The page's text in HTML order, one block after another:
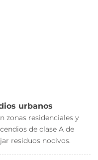
urbanos
zonas residenciales y
de clase A de
residuos nocivos.